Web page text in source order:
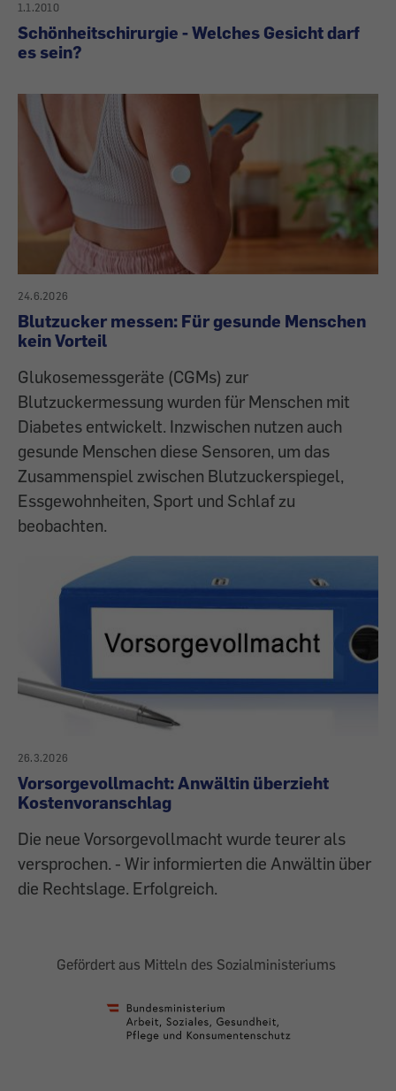
1.1.2010
Schönheitschirurgie - Welches Gesicht darf
es sein?
24.6.2026
Blutzucker messen: Für gesunde Menschen
kein Vorteil
Glukosemessgeräte (CGMs) zur
Blutzuckermessung wurden für Menschen mit
Diabetes entwickelt. Inzwischen nutzen auch
gesunde Menschen diese Sensoren, um das
Zusammenspiel zwischen Blutzuckerspiegel,
Essgewohnheiten, Sport und Schlaf zu
beobachten.
26.3.2026
Vorsorgevollmacht: Anwältin überzieht
Kostenvoranschlag
Die neue Vorsorgevollmacht wurde teurer als
versprochen. - Wir informierten die Anwältin über
die Rechtslage. Erfolgreich.
Gefördert aus Mitteln des Sozialministeriums